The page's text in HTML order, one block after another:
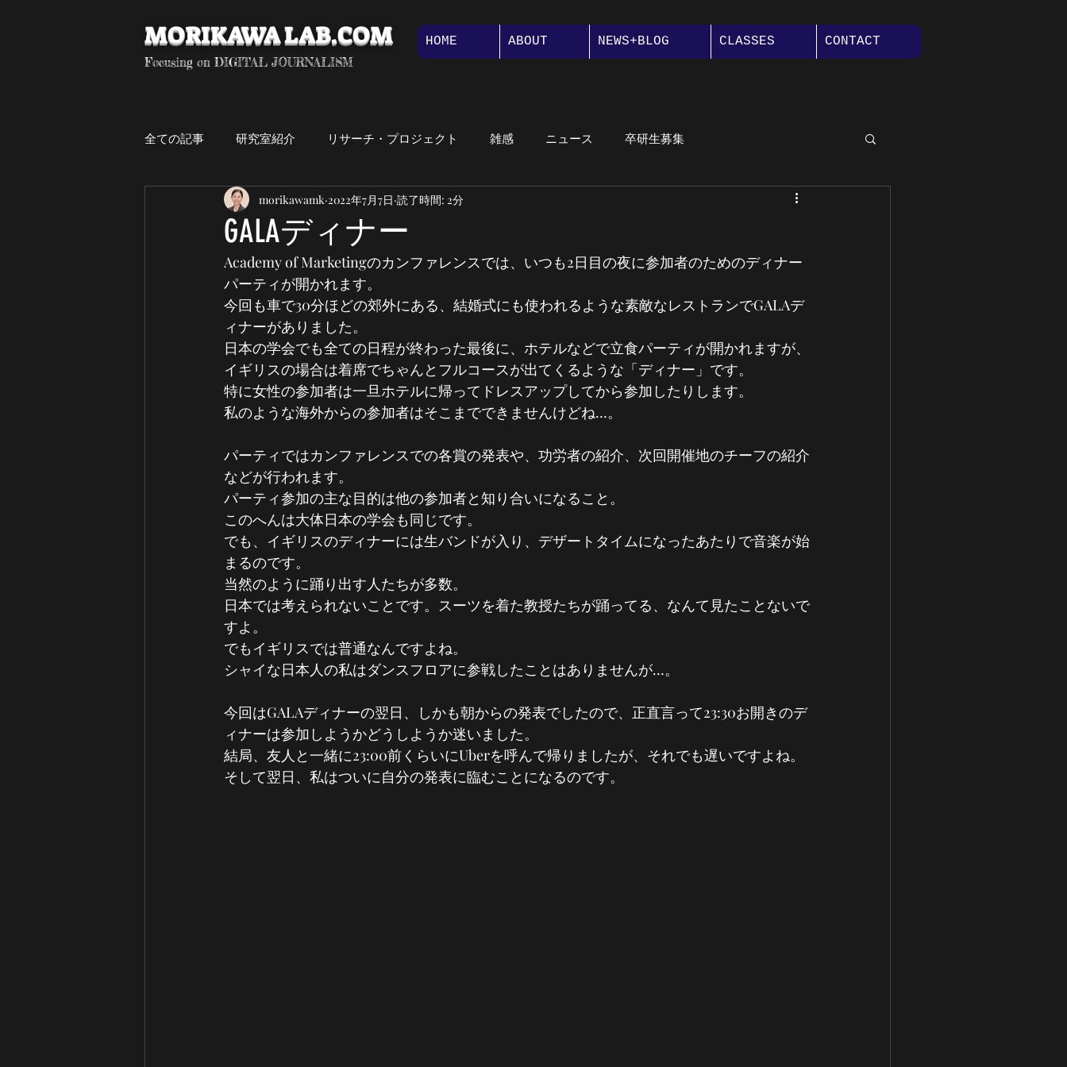
MORIKAWA LAB.COM
Focusing on DIGITAL JOURNALISM
HOME ABOUT NEWS+BLOG CLASSES CONTACT
全ての記事 研究室紹介 リサーチ・プロジェクト 雑感 ニュース 卒研生募集
デジタル・ジャーナリズム 講義紹介 大学院 カンファレンス
専門演習 研究紹介 プロジェクト演習
GALAディナー
morikawamk 2022年7月7日 読了時間: 2分
Academy of Marketingのカンファレンスでは、いつも2日目の夜に参加者のためのディナー
パーティが開かれます。
今回も車で30分ほどの郊外にある、結婚式にも使われるような素敵なレストランでGALAデ
ィナーがありました。
日本の学会でも全ての日程が終わった最後に、ホテルなどで立食パーティが開かれますが、
イギリスの場合は着席でちゃんとフルコースが出てくるような「ディナー」です。
特に女性の参加者は一旦ホテルに帰ってドレスアップしてから参加したりします。
私のような海外からの参加者はそこまでできませんけどね…。
パーティではカンファレンスでの各賞の発表や、功労者の紹介、次回開催地のチーフの紹介
などが行われます。
パーティ参加の主な目的は他の参加者と知り合いになること。
このへんは大体日本の学会も同じです。
でも、イギリスのディナーには生バンドが入り、デザートタイムになったあたりで音楽が始
まるのです。
当然のように踊り出す人たちが多数。
日本では考えられないことです。スーツを着た教授たちが踊ってる、なんて見たことないで
すよ。
でもイギリスでは普通なんですよね。
シャイな日本人の私はダンスフロアに参戦したことはありませんが…。
今回はGALAディナーの翌日、しかも朝からの発表でしたので、正直言って23:30お開きのデ
ィナーは参加しようかどうしようか迷いました。
結局、友人と一緒に23:00前くらいにUberを呼んで帰りましたが、それでも遅いですよね。
そして翌日、私はついに自分の発表に臨むことになるのです。